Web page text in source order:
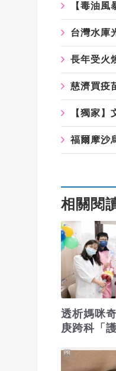
【毒油
台灣水庫
長年受火
慈濟買疫
【獨家
福爾摩沙
相關閱
透析媽咪
庚跨科「
PR